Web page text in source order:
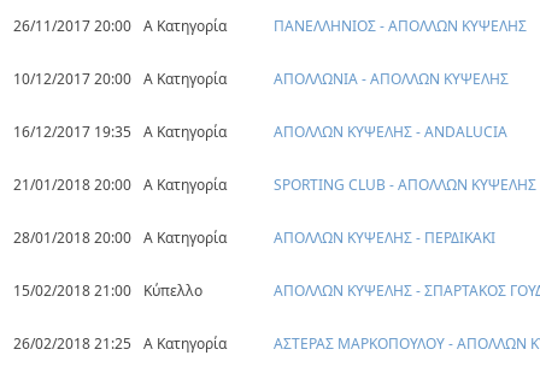
26/11/2017 20:00 Α Κατηγορία ΠΑΝΕΛΛΗΝΙΟΣ - ΑΠΟΛΛΩΝ ΚΥΨΕΛΗΣ
10/12/2017 20:00 Α Κατηγορία ΑΠΟΛΛΩΝΙΑ - ΑΠΟΛΛΩΝ ΚΥΨΕΛΗΣ
16/12/2017 19:35 Α Κατηγορία ΑΠΟΛΛΩΝ ΚΥΨΕΛΗΣ - ANDALUCIA
21/01/2018 20:00 Α Κατηγορία SPORTING CLUB - ΑΠΟΛΛΩΝ ΚΥΨΕΛΗΣ
28/01/2018 20:00 Α Κατηγορία ΑΠΟΛΛΩΝ ΚΥΨΕΛΗΣ - ΠΕΡΔΙΚΑΚΙ
15/02/2018 21:00 Κύπελλο ΑΠΟΛΛΩΝ ΚΥΨΕΛΗΣ - ΣΠΑΡΤΑΚΟΣ
26/02/2018 21:25 Α Κατηγορία ΑΣΤΕΡΑΣ ΜΑΡΚΟΠΟΥΛΟΥ - ΑΠΟΛΛΩΝ